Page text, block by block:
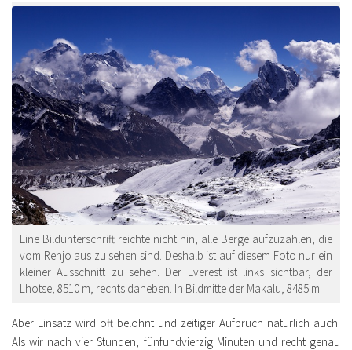
Eine Bildunterschrift reichte nicht hin, alle Berge aufzuzählen, die
vom Renjo aus zu sehen sind. Deshalb ist auf diesem Foto nur ein
kleiner Ausschnitt zu sehen. Der Everest ist links sichtbar, der
Lhotse, 8510 m, rechts daneben. In Bildmitte der Makalu, 8485 m.
Aber Einsatz wird oft belohnt und zeitiger Aufbruch natürlich auch.
Als wir nach vier Stunden, fünfundvierzig Minuten und recht genau